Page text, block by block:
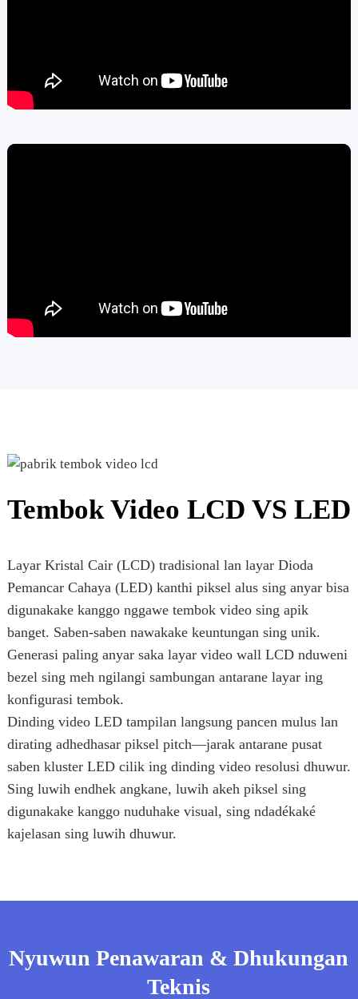
Tembok Video LCD VS LED
Layar Kristal Cair (LCD) tradisional lan layar Dioda
Pemancar Cahaya (LED) kanthi piksel alus sing anyar bisa
digunakake kanggo nggawe tembok video sing apik
banget. Saben-saben nawakake keuntungan sing unik.
Generasi paling anyar saka layar video wall LCD nduweni
bezel sing meh ngilangi sambungan antarane layar ing
konfigurasi tembok.
Dinding video LED tampilan langsung pancen mulus lan
dirating adhedhasar piksel pitch—jarak antarane pusat
saben kluster LED cilik ing dinding video resolusi dhuwur.
Sing luwih endhek angkane, luwih akeh piksel sing
digunakake kanggo nuduhake visual, sing ndadékaké
kajelasan sing luwih dhuwur.
Nyuwun Penawaran & Dhukungan
Teknis